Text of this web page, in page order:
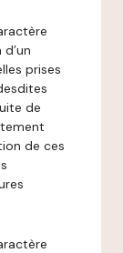
prises
de
de ces